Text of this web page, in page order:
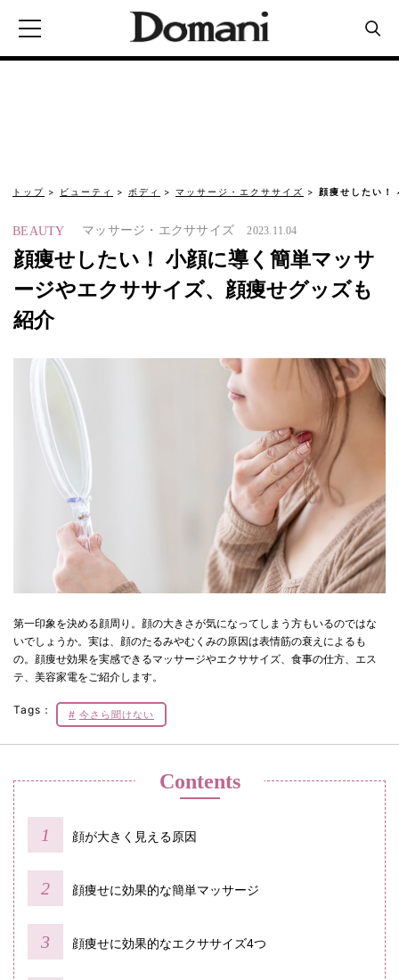
トップ ビューティ ボディ マッサージ・エクササイズ 顔痩せしたい！
BEAUTY マッサージ・エクササイズ 2023.11.04
顔痩せしたい！ 小顔に導く簡単マッサ
ージやエクササイズ、顔痩せグッズも
紹介
第一印象を決める顔周り。顔の大きさが気になってしまう方もいるのではな
いでしょうか。実は、顔のたるみやむくみの原因は表情筋の衰えによるも
の。顔痩せ効果を実感できるマッサージやエクササイズ、食事の仕方、エス
テ、美容家電をご紹介します。
Tags： 今さら聞けない
Contents
顔が大きく見える原因
顔痩せに効果的な簡単マッサージ
顔痩せに効果的なエクササイズ4つ